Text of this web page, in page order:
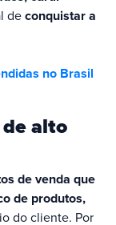
de conquistar a
no Brasil
de alto
de venda que
de produtos,
do cliente. Por